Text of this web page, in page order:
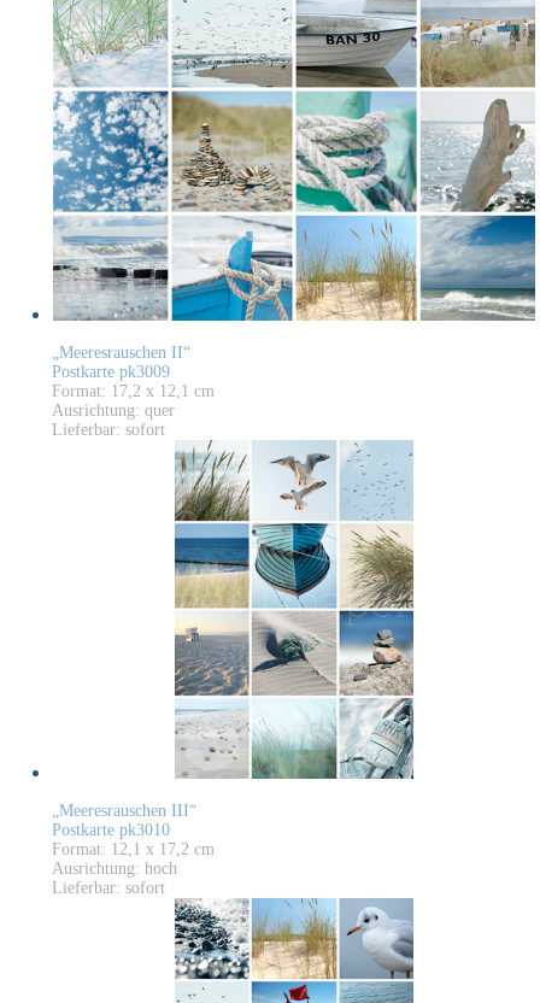
„Meeresrauschen II“
Postkarte pk3009
Format: 17,2 x 12,1 cm
Ausrichtung: quer
Lieferbar: sofort
„Meeresrauschen III“
Postkarte pk3010
Format: 12,1 x 17,2 cm
Ausrichtung: hoch
Lieferbar: sofort